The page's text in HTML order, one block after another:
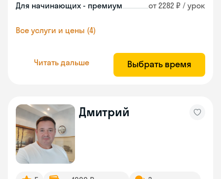
Для начинающих - премиум от 2282 ₽ / урок
Все услуги и цены (4)
Читать дальше Выбрать время
Дмитрий